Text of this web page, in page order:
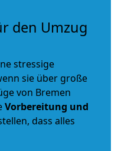
den Umzug
stressige
sie über große
von Bremen
Vorbereitung und
dass alles